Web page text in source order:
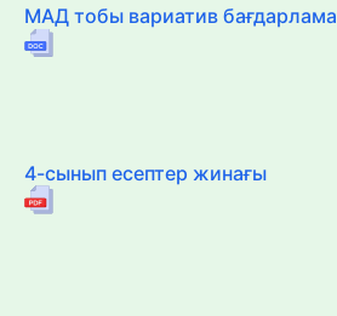
МАД тобы вариатив бағдарлама
4-сынып есептер жинағы